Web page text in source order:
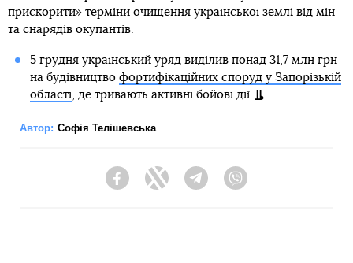
прискорити» терміни очищення української землі від мін
та снарядів окупантів.
5 грудня український уряд виділив понад 31,7 млн грн
на будівництво фортифікаційних споруд у Запорізькій
області, де тривають активні бойові дії.
Автор: Софія Телішевська
FacebookTwitter Telegram